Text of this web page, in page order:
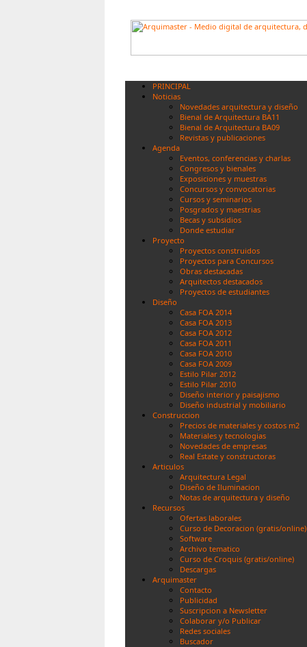
PRINCIPAL
Noticias
Novedades arquitectura y diseño
Bienal de Arquitectura BA11
Bienal de Arquitectura BA09
Revistas y publicaciones
Agenda
Eventos, conferencias y charlas
Congresos y bienales
Exposiciones y muestras
Concursos y convocatorias
Cursos y seminarios
Posgrados y maestrias
Becas y subsidios
Donde estudiar
Proyecto
Proyectos construidos
Proyectos para Concursos
Obras destacadas
Arquitectos destacados
Proyectos de estudiantes
Diseño
Casa FOA 2014
Casa FOA 2013
Casa FOA 2012
Casa FOA 2011
Casa FOA 2010
Casa FOA 2009
Estilo Pilar 2012
Estilo Pilar 2010
Diseño interior y paisajismo
Diseño industrial y mobiliario
Construccion
Precios de materiales y costos m2
Materiales y tecnologias
Novedades de empresas
Real Estate y constructoras
Articulos
Arquitectura Legal
Diseño de Iluminacion
Notas de arquitectura y diseño
Recursos
Ofertas laborales
Curso de Decoracion (gratis/online)
Software
Archivo tematico
Curso de Croquis (gratis/online)
Descargas
Arquimaster
Contacto
Publicidad
Suscripcion a Newsletter
Colaborar y/o Publicar
Redes sociales
Buscador